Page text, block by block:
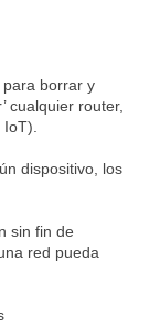
para borrar y
cualquier router,
dispositivo, los
sin fin de
red pueda